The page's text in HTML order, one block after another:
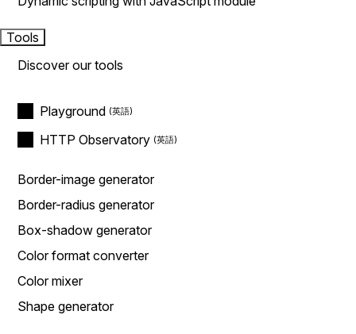
Tools
Discover our tools
Playground
HTTP Observatory
Border-image generator
Border-radius generator
Box-shadow generator
Color format converter
Color mixer
Shape generator